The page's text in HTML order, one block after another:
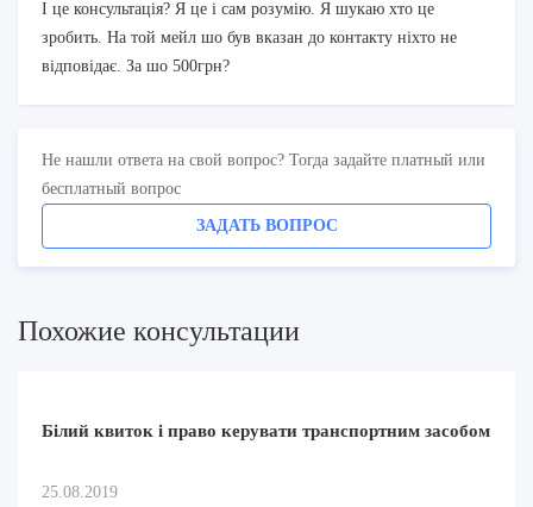
І це консультація? Я це і сам розумію. Я шукаю хто це
зробить. На той мейл шо був вказан до контакту ніхто не
відповідає. За шо 500грн?
Не нашли ответа на свой вопрос? Тогда задайте платный или
бесплатный вопрос
ЗАДАТЬ ВОПРОС
Похожие консультации
Білий квиток і право керувати транспортним засобом
25.08.2019